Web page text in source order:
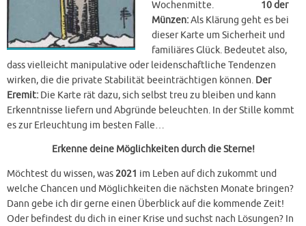
Wochenmitte. 10 der
Münzen:Als Klärung geht es bei
dieser Karte um Sicherheit und
familiäres Glück. Bedeutet also,
dass vielleicht manipulative oder leidenschaftliche Tendenzen
wirken, die die private Stabilität beeinträchtigen können. Der
Eremit: Die Karte rät dazu, sich selbst treu zu bleiben und kann
Erkenntnisse liefern und Abgründe beleuchten. In der Stille kommt
es zur Erleuchtung im besten Falle…
Erkenne deine Möglichkeiten durch die Sterne!
Möchtest du wissen, was 2021 im Leben auf dich zukommt und
welche Chancen und Möglichkeiten die nächsten Monate bringen?
Dann gebe ich dir gerne einen Überblick auf die kommende Zeit!
Oder befindest du dich in einer Krise und suchst nach Lösungen? In